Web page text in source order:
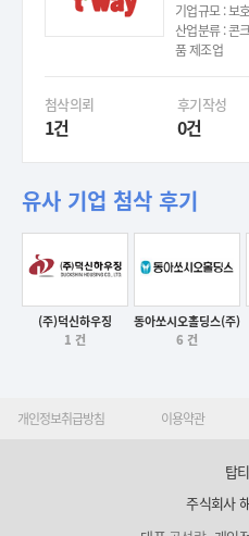
기업규모 : 보
산업분류 : 콘
품 제조업
첨삭의뢰
1건
후기작성
0건
유사 기업 첨삭 후기
후기보기
(주)덕신하우징
1 건
후기보기
동아쏘시오홀딩스(주)
6 건
개인정보취급방침 이용약관
탑
주식회사